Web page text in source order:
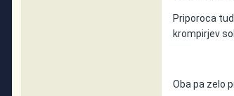
Priporoca
krompirjev
Oba pa zelo